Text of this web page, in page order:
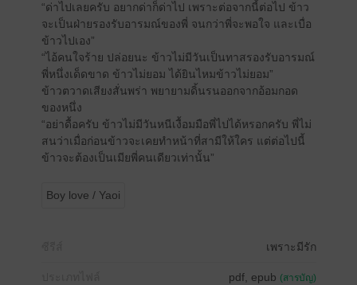
“ด่าไปเลยครับ อยากด่าก็ด่าไป เพราะต่อจากนี้ต่อไป ข้าว
จะเป็นฝ่ายรองรับอารมณ์ของพี่ จนกว่าพี่จะพอใจ และเบื่อ
ข้าวไปเอง”
“ไอ้คนใจร้าย ปล่อยนะ ข้าวไม่มีวันเป็นทาสรองรับอารมณ์
พี่หนึ่งเด็ดขาด ข้าวไม่ยอม ได้ยินไหมข้าวไม่ยอม”
ข้าวตวาดเสียงสั่นพร่า พยายามดิ้นรนออกจากอ้อมกอด
ของหนึ่ง
“อย่าดื้อครับ ข้าวไม่มีวันหนีเงื้อมมือพี่ไปได้หรอกครับ พี่ไม่
สนว่าเมื่อก่อนข้าวจะเคยทำหน้าที่สามีให้ใคร แต่ต่อไปนี้
ข้าวจะต้องเป็นเมียพี่คนเดียวเท่านั้น”
Boy love / Yaoi
เพราะมีรัก
pdf, epub (สารบัญ)